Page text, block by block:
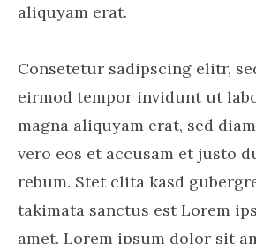
aliquyam erat.
Consetetur sadipscing elitr,
eirmod tempor invidunt ut
magna aliquyam erat, sed
vero eos et accusam et justo
rebum. Stet clita kasd
takimata sanctus est Lorem
amet. Lorem ipsum dolor sit